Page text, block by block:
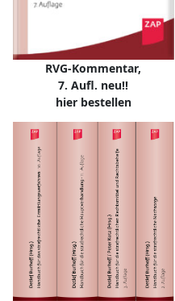
RVG-Kommentar,
7. Aufl. neu!!
hier bestellen